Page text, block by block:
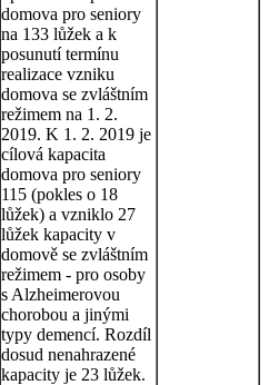
domova pro seniory
na 133 lůžek a k
posunutí termínu
realizace vzniku
domova se zvláštním
režimem na 1. 2.
2019. K 1. 2. 2019 je
cílová kapacita
domova pro seniory
115 (pokles o 18
lůžek) a vzniklo 27
lůžek kapacity v
domově se zvláštním
režimem - pro osoby
s Alzheimerovou
chorobou a jinými
typy demencí. Rozdíl
dosud nenahrazené
kapacity je 23 lůžek.